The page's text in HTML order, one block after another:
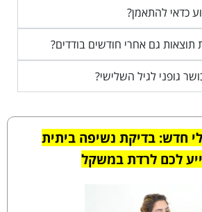
כדאי להתאמן?
גם אחרי חודשים בודדים?
גופני לגיל השלישי?
חדש: בדיקת נשיפה ביתית
לכם לרדת במשקל